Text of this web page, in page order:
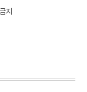
지